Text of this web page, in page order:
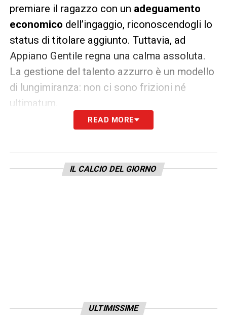
premiare il ragazzo con un adeguamento
economico dell’ingaggio, riconoscendogli lo
status di titolare aggiunto. Tuttavia, ad
Appiano Gentile regna una calma assoluta.
La gestione del talento azzurro è un modello
di lungimiranza: non ci sono frizioni né
ultimatum.
Romano: “Rinnovo? Conseguenza
A confermare il clima idilliaco è intervenuto
nessuna fretta dalla società: il rinnovo
READ MORE
IL CALCIO DEL GIORNO
ULTIMISSIME